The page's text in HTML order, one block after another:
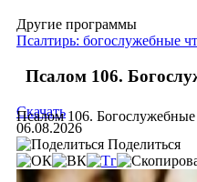
Другие программы
Псалтирь: богослужебные
Псалом 106.
Псалом 106. Богослужебные
Скачать
06.08.2026
Поделиться